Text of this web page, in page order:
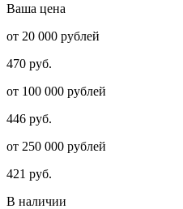
Ваша цена
от 20 000 рублей
470 руб.
от 100 000 рублей
446 руб.
от 250 000 рублей
421 руб.
В наличии